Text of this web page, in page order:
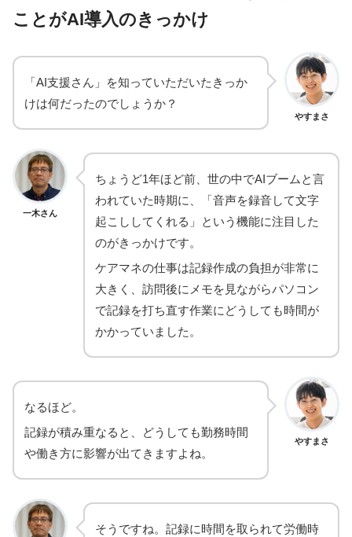
ことがAI導入のきっかけ
やすまさ
「AI支援さん」を知っていただいたきっか
けは何だったのでしょうか？
一木さん
ちょうど1年ほど前、世の中でAIブームと言
われていた時期に、「音声を録音して文字
起こししてくれる」という機能に注目した
のがきっかけです。
ケアマネの仕事は記録作成の負担が非常に
大きく、訪問後にメモを見ながらパソコン
で記録を打ち直す作業にどうしても時間が
かかっていました。
やすまさ
なるほど。
記録が積み重なると、どうしても勤務時間
や働き方に影響が出てきますよね。
そうですね。記録に時間を取られて労働時